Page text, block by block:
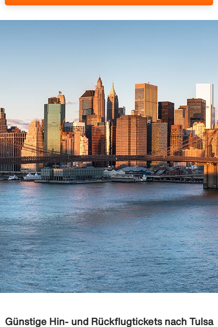
Günstige Hin- und Rückflugtickets nach Tulsa